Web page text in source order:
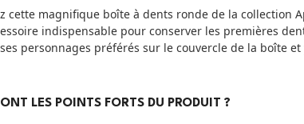
cette magnifique boîte à dents ronde de la collection
indispensable pour conserver les premières
personnages préférés sur le couvercle de la boîte
LES POINTS FORTS DU PRODUIT ?